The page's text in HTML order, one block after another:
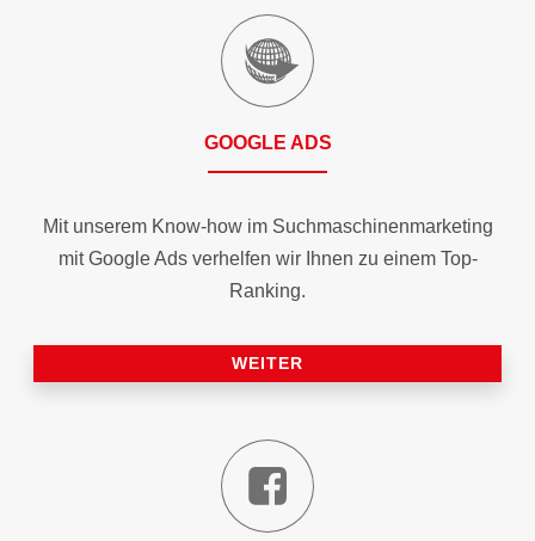
GOOGLE ADS
Mit unserem Know-how im Suchmaschinen­marketing
mit Google Ads verhelfen wir Ihnen zu einem Top-
Ranking.
WEITER